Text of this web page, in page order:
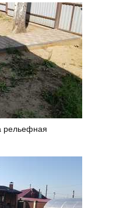
рельефная